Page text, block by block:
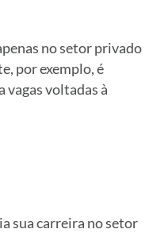
no setor privado
por exemplo, é
vagas voltadas à
sua carreira no setor